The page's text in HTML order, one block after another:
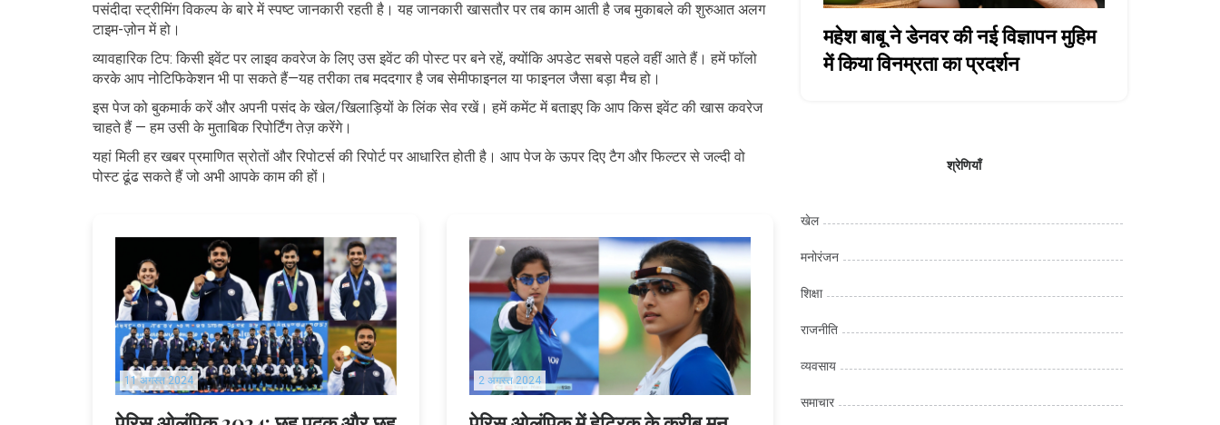
पसंदीदा स्ट्रीमिंग विकल्प के बारे में स्पष्ट जानकारी रहती है। यह जानकारी खासतौर पर तब काम आती है जब मुकाबले की शुरुआत अलग
टाइम-ज़ोन में हो।
व्यावहारिक टिप: किसी इवेंट पर लाइव कवरेज के लिए उस इवेंट की पोस्ट पर बने रहें, क्योंकि अपडेट सबसे पहले वहीं आते हैं। हमें फॉलो
करके आप नोटिफिकेशन भी पा सकते हैं—यह तरीका तब मददगार है जब सेमीफाइनल या फाइनल जैसा बड़ा मैच हो।
इस पेज को बुकमार्क करें और अपनी पसंद के खेल/खिलाड़ियों के लिंक सेव रखें। हमें कमेंट में बताइए कि आप किस इवेंट की खास कवरेज
चाहते हैं — हम उसी के मुताबिक रिपोर्टिंग तेज़ करेंगे।
यहां मिली हर खबर प्रमाणित स्रोतों और रिपोटर्स की रिपोर्ट पर आधारित होती है। आप पेज के ऊपर दिए टैग और फिल्टर से जल्दी वो
पोस्ट ढूंढ सकते हैं जो अभी आपके काम की हों।
11 अगस्त 2024 2 अगस्त 2024
महेश बाबू ने डेनवर की नई विज्ञापन मुहिम
में किया विनम्रता का प्रदर्शन
श्रेणियाँ
खेल
मनोरंजन
शिक्षा
राजनीति
व्यवसाय
समाचार